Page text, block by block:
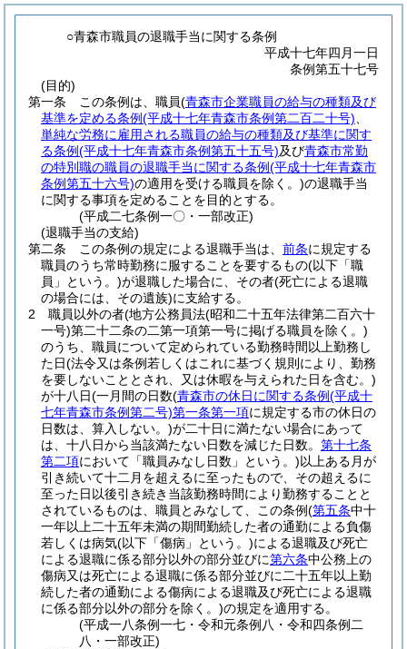
○青森市職員の退職手当に関する条例
平成十七年四月一日
条例第五十七号
(目的)
第一条
この条例は、職員(青森市企業職員の給与の種類及び
基準を定める条例(平成十七年青森市条例第二百二十号)
単純な労務に雇用される職員の給与の種類及び基準に関す
る条例(平成十七年青森市条例第五十五号)及び青森市常勤
の特別職の職員の退職手当に関する条例(平成十七年青森市
条例第五十六号)の適用を受ける職員を除く。)の退職手当
に関する事項を定めることを目的とする。
(平成二七条例一〇・一部改正)
(退職手当の支給)
第二条
この条例の規定による退職手当は、 前条に規定する
職員のうち常時勤務に服することを要するもの(以下「職
員」という。)が退職した場合に、その者(死亡による退職
の場合には、その遺族)に支給する。
2
職員以外の者(地方公務員法(昭和二十五年法律第二百六十
一号)第二十二条の二第一項第一号に掲げる職員を除く。)
のうち、職員について定められている勤務時間以上勤務し
た日(法令又は条例若しくはこれに基づく規則により、勤務
を要しないこととされ、又は休暇を与えられた日を含む。)
が十八日(一月間の日数(青森市の休日に関する条例(平成十
七年青森市条例第二号)第一条第一項に規定する市の休日の
日数は、算入しない。)が二十日に満たない場合にあって
は、十八日から当該満たない日数を減じた日数。 第十七条
第二項において「職員みなし日数」という。)以上ある月が
引き続いて十二月を超えるに至ったもので、その超えるに
至った日以後引き続き当該勤務時間により勤務することと
されているものは、職員とみなして、この条例(第五条中十
一年以上二十五年未満の期間勤続した者の通勤による負傷
若しくは病気(以下「傷病」という。)による退職及び死亡
による退職に係る部分以外の部分並びに第六条中公務上の
傷病又は死亡による退職に係る部分並びに二十五年以上勤
続した者の通勤による傷病による退職及び死亡による退職
に係る部分以外の部分を除く。)の規定を適用する。
(平成一八条例一七・令和元条例八・令和四条例二
八・一部改正)